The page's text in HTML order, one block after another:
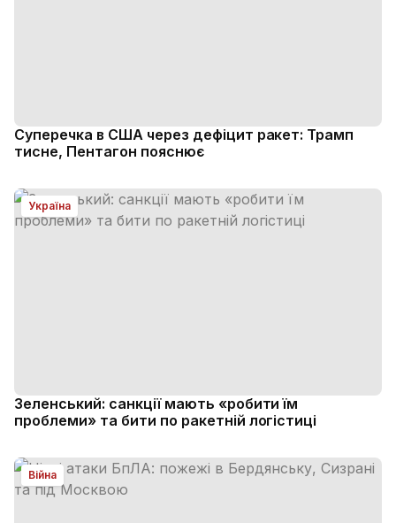
Суперечка в США через дефіцит ракет: Трамп
тисне, Пентагон пояснює
Україна
Зеленський: санкції мають «робити їм
проблеми» та бити по ракетній логістиці
Війна